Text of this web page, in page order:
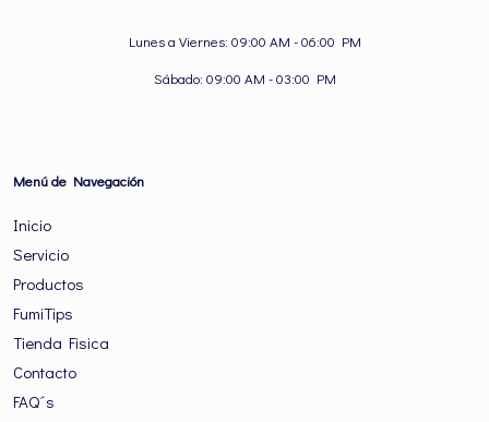
Lunes a Viernes: 09:00 AM - 06:00 PM
Sábado: 09:00 AM - 03:00 PM
Menú de Navegación
Inicio
Servicio
Productos
FumiTips
Tienda Fisica
Contacto
FAQ´s